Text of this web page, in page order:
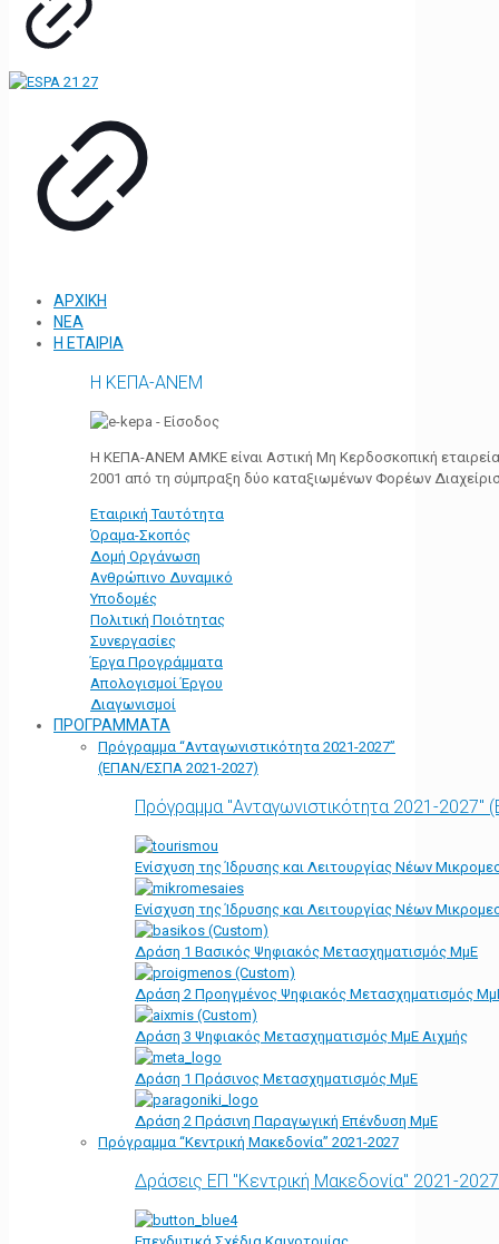
ΑΡΧΙΚΗ
ΝΕΑ
Η ΕΤΑΙΡΙΑ
Η ΚΕΠΑ-ΑΝΕΜ
Η ΚΕΠΑ-ΑΝΕΜ ΑΜΚΕ είναι Αστική Μη Κερδοσκοπική
2001 από τη σύμπραξη δύο καταξιωμένων Φορέων
Εταιρική Ταυτότητα
Όραμα-Σκοπός
Δομή Οργάνωση
Ανθρώπινο Δυναμικό
Υποδομές
Πολιτική Ποιότητας
Συνεργασίες
Έργα Προγράμματα
Απολογισμοί Έργου
Διαγωνισμοί
ΠΡΟΓΡΑΜΜΑΤΑ
Πρόγραμμα “Ανταγωνιστικότητα 2021-2027”
(ΕΠΑΝ/ΕΣΠΑ 2021-2027)
Πρόγραμμα "Ανταγωνιστικότητα 2021-
Ενίσχυση της Ίδρυσης και Λειτουργίας Νέων
Ενίσχυση της Ίδρυσης και Λειτουργίας Νέων
Δράση 1 Βασικός Ψηφιακός Μετασχηματισμός ΜμΕ
Δράση 2 Προηγμένος Ψηφιακός Μετασχηματισμός
Δράση 3 Ψηφιακός Μετασχηματισμός ΜμΕ Αιχμής
Δράση 1 Πράσινος Μετασχηματισμός ΜμΕ
Δράση 2 Πράσινη Παραγωγική Επένδυση ΜμΕ
Πρόγραμμα “Κεντρική Μακεδονία” 2021-2027
Δράσεις ΕΠ "Κεντρική Μακεδονία" 2021-2027